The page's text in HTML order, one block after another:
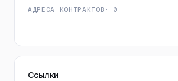
АДРЕСА КОНТРАКТОВ · 0
Ссылки